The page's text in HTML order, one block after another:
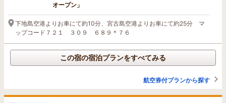
オープン」
下地島空港よりお車にて約10分、宮古島空港よりお車にて約25分 マ
ップコード７２１ ３０９ ６８９＊７６
この宿の宿泊プランをすべてみる
航空券付プランから探す